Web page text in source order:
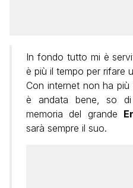
In fondo tutto mi è
è più il tempo per rifare
Con internet non ha
è andata bene, so
memoria del grande
sarà sempre il suo.